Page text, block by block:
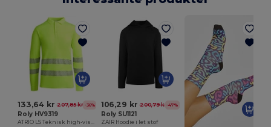
133,64 kr 207,85 kr -36%
Roly HV9319
ATRIO LS Teknisk high-visibility langærmet polo shirt
106,29 kr 200,79 kr-47%
Roly SU1121
ZAIR Hoodie i let stof